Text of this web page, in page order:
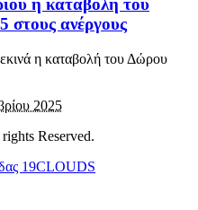
η καταβολή του
στους ανέργους
η καταβολή του Δώρου
2025
Reserved.
19CLOUDS